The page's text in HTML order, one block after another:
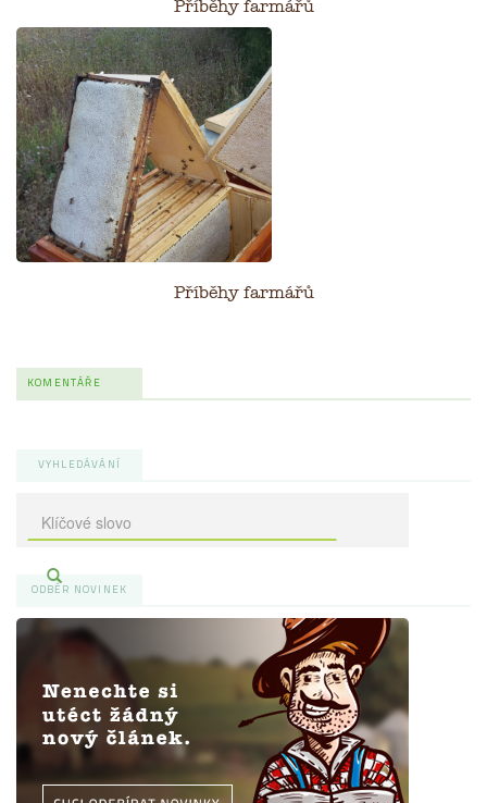
Příběhy farmářů
Příběhy farmářů
KOMENTÁŘE
VYHLEDÁVÁNÍ
ODBĚR NOVINEK